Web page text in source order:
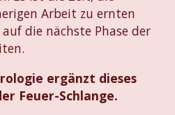
Arbeit zu ernten
die nächste Phase der
ergänzt dieses
Feuer-Schlange.